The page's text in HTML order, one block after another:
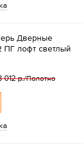
Дверные
ПГ лофт светлый
012 р./Полотно